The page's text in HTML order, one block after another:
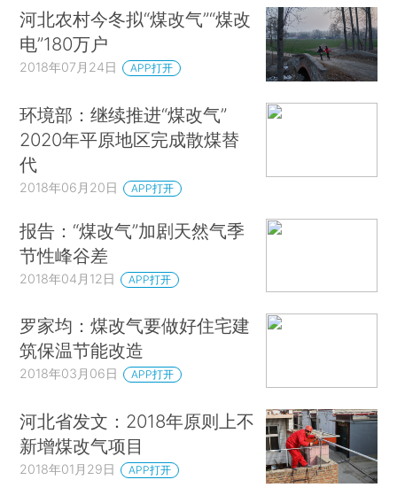
河北农村今冬拟“煤改气”“煤改
电”180万户
2018年07月24日 APP打开
环境部：继续推进“煤改气”
2020年平原地区完成散煤替
代
2018年06月20日 APP打开
报告：“煤改气”加剧天然气季
节性峰谷差
2018年04月12日 APP打开
罗家均：煤改气要做好住宅建
筑保温节能改造
2018年03月06日 APP打开
河北省发文：2018年原则上不
新增煤改气项目
2018年01月29日 APP打开